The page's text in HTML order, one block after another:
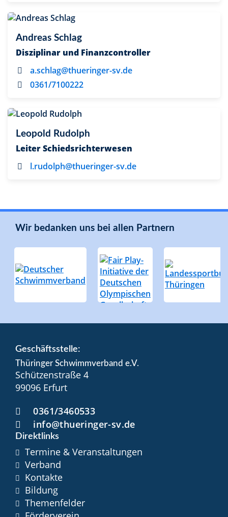
Andreas Schlag
Disziplinar und Finanzcontroller
a.schlag@thueringer-sv.de
0361/7100222
Leopold Rudolph
Leiter Schiedsrichterwesen
l.rudolph@thueringer-sv.de
Wir bedanken uns bei allen Partnern
Geschäftsstelle:
Thüringer Schwimmverband e.V.
Schützenstraße 4
99096 Erfurt
0361/3460533
info@thueringer-sv.de
Direktlinks
Termine & Veranstaltungen
Verband
Kontakte
Bildung
Themenfelder